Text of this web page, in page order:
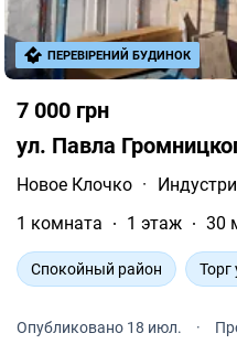
7 000 грн
ул. Павла
Новое Клочко ·
1 комната
1 этаж 30
Спокойный район Торг
Опубликовано 18 июл. ·
ПЕРЕВІРЕНИЙ БУДИНОК